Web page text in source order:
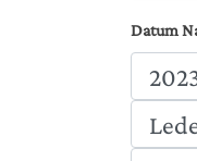
Datum